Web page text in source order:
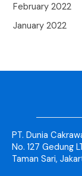
February 2022
January 2022
PT. Dunia
No. 127 Gedung
Taman Sari,